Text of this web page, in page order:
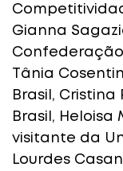
Gianna
Confederação
Tânia
Brasil,
Brasil, Heloisa
visitante da
Lourdes